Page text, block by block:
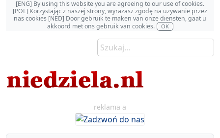
[ENG] By using this website you are agreeing to our use of cookies.
[POL] Korzystając z naszej strony, wyrażasz zgodę na używanie przez
nas cookies [NED] Door gebruik te maken van onze diensten, gaat u
akkoord met ons gebruik van cookies.
OK
reklama a